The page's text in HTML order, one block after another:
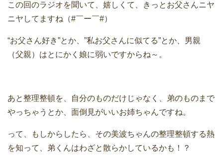
この回のラジオを聞いて、嬉しくて、きっとお父さんニヤ
ニヤしてますね（#￣ー￣#）
“お父さん好き”とか、”私お父さんに似てる”とか、男親
（父親）はとにかく娘に弱いですからね～。
あと整理整頓を、自分のものだけじゃなく、弟のものまで
やっちゃうとか、面倒見がいいお姉ちゃんですね。
って、もしからしたら、その美波ちゃんの整理整頓する熱
を知って、弟くんはわざと散らかしているかも！？